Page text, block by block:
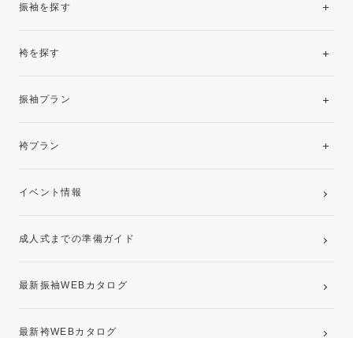
振袖を探す
袴を探す
振袖プラン
レンタルプラン
袴プラン
卒業袴レンタルプラン
イベント情報
成人式までの準備ガイド
最新振袖WEBカタログ
最新袴WEBカタログ